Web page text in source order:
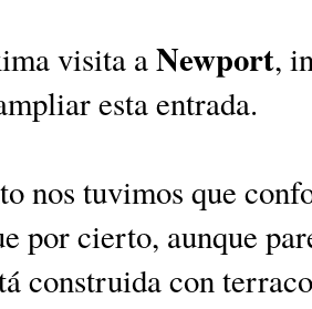
visita aNewport,
esta entrada.
nos tuvimos que
por cierto, aunque
construida con